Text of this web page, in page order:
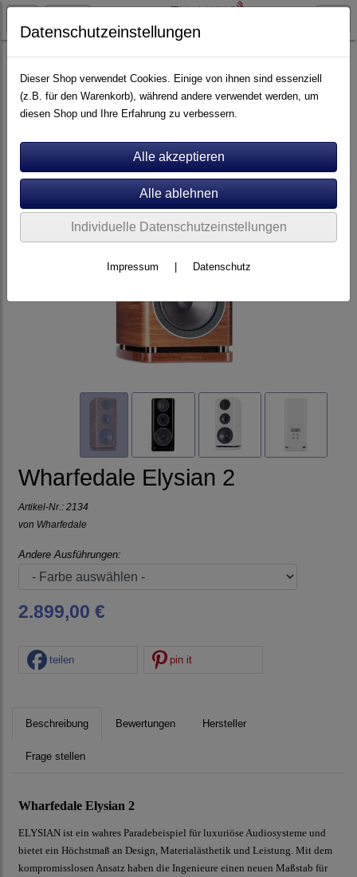
Artikel nach Marken P - Z Wharfedale
Wharfedale Elysian 2
Artikel-Nr.: 2134
von Wharfedale
Andere Ausführungen:
2.899,00 €
teilen pin it
Beschreibung Bewertungen Hersteller
Frage stellen
Wharfedale Elysian 2
ELYSIAN ist ein wahres Paradebeispiel für luxuriöse Audiosysteme und
bietet ein Höchstmaß an Design, Materialästhetik und Leistung. Mit dem
kompromisslosen Ansatz haben die Ingenieure einen neuen Maßstab für
Datenschutzeinstellungen
Dieser Shop verwendet Cookies. Einige von ihnen sind essenziell
(z.B. für den Warenkorb), während andere verwendet werden, um
diesen Shop und Ihre Erfahrung zu verbessern.
Individuelle Datenschutzeinstellungen
Impressum Datenschutz